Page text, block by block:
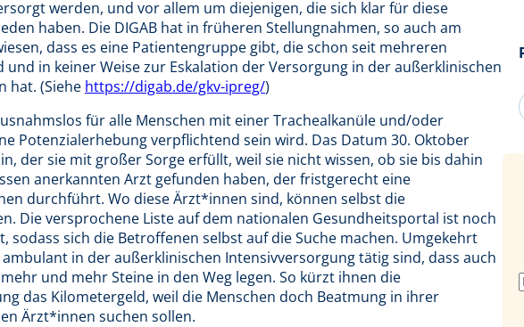
werden, und vor allem um diejenigen, die sich klar für diese
haben. Die DIGAB hat in früheren Stellungnahmen, so auch am
dass es eine Patientengruppe gibt, die schon seit mehreren
und in keiner Weise zur Eskalation der Versorgung in der außerklinischen
hat. (Siehe https://digab.de/gkv-ipreg/)
für alle Menschen mit einer Trachealkanüle und/oder
Potenzialerhebung verpflichtend sein wird. Das Datum 30. Oktober
der sie mit großer Sorge erfüllt, weil sie nicht wissen, ob sie bis dahin
anerkannten Arzt gefunden haben, der fristgerecht eine
durchführt. Wo diese Ärzt*innen sind, können selbst die
Die versprochene Liste auf dem nationalen Gesundheitsportal ist noch
sich die Betroffenen selbst auf die Suche machen. Umgekehrt
in der außerklinischen Intensivversorgung tätig sind, dass auch
und mehr Steine in den Weg legen. So kürzt ihnen die
das Kilometergeld, weil die Menschen doch Beatmung in ihrer
Ärzt*innen suchen sollen.